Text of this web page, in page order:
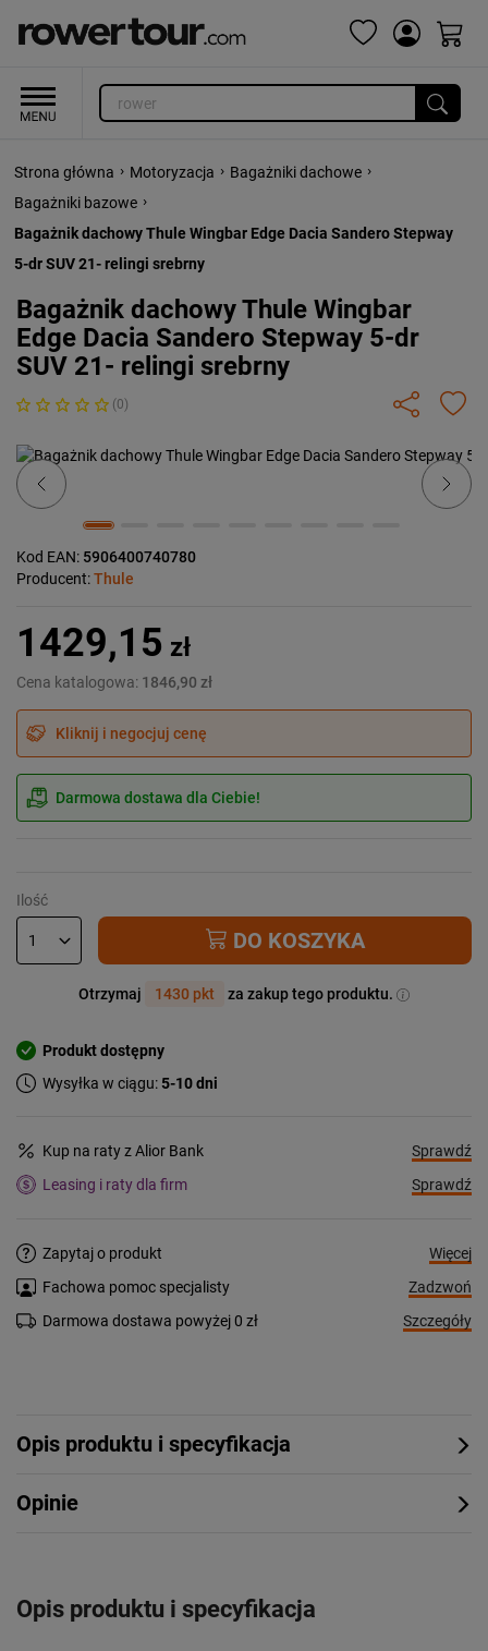
Strona główna › Motoryzacja › Bagażniki dachowe ›
Bagażniki bazowe ›
Bagażnik dachowy Thule Wingbar Edge Dacia Sandero Stepway
5-dr SUV 21- relingi srebrny
Bagażnik dachowy Thule Wingbar
Edge Dacia Sandero Stepway 5-dr
SUV 21- relingi srebrny
(0)
Previous Next
Kod EAN: 5906400740780
Producent:Thule
1429,15 zł
Cena katalogowa: 1846,90 zł
Kliknij i negocjuj cenę
Darmowa dostawa dla Ciebie!
Ilość
DO KOSZYKA
Otrzymaj 1430 pkt za zakup tego produktu.
Produkt dostępny
Wysyłka w ciągu:5-10 dni
Kup na raty z Alior Bank
Sprawdź
Leasing i raty dla firm
Sprawdź
Zapytaj o produkt
Więcej
Fachowa pomoc specjalisty
Zadzwoń
Darmowa dostawa powyżej 0 zł
Szczegóły
Opis produktu i specyfikacja
Opinie
Opis produktu i specyfikacja